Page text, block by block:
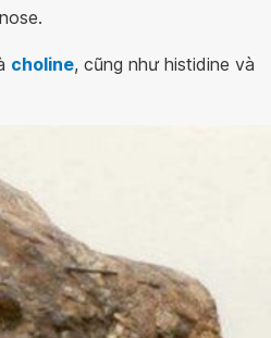
choline, cũng như histidine và